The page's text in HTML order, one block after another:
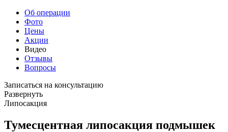
Об операции
Фото
Цены
Акции
Видео
Отзывы
Вопросы
Записаться на консультацию
Развернуть
Липосакция
Тумесцентная липосакция подмышек